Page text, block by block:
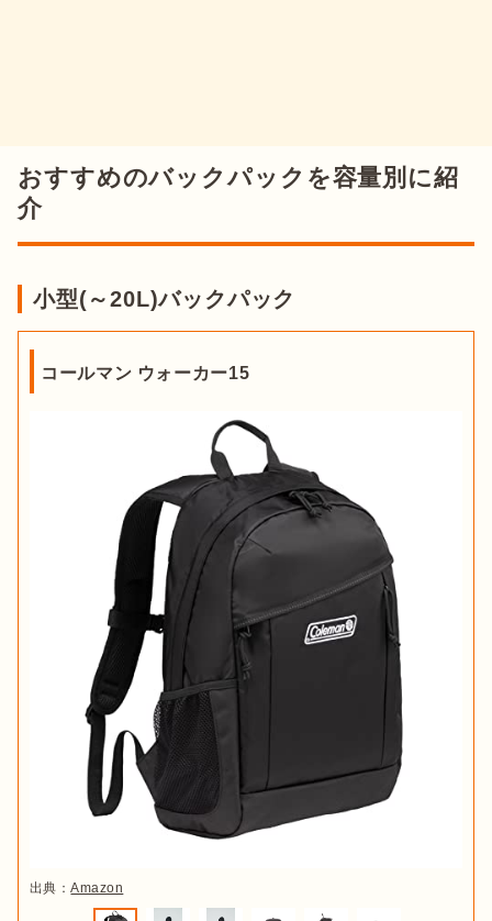
おすすめのバックパックを容量別に紹
介
小型(～20L)バックパック
コールマン ウォーカー15
出典：Amazon